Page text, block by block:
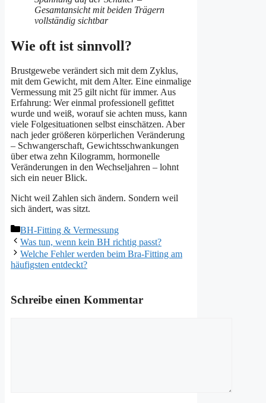
Wie oft ist sinnvoll?
Brustgewebe verändert sich mit dem Zyklus,
mit dem Gewicht, mit dem Alter. Eine einmalige
Vermessung mit 25 gilt nicht für immer. Aus
Erfahrung: Wer einmal professionell gefittet
wurde und weiß, worauf sie achten muss, kann
viele Folgesituationen selbst einschätzen. Aber
nach jeder größeren körperlichen Veränderung
– Schwangerschaft, Gewichtsschwankungen
über etwa zehn Kilogramm, hormonelle
Veränderungen in den Wechseljahren – lohnt
sich ein neuer Blick.
Nicht weil Zahlen sich ändern. Sondern weil
sich ändert, was sitzt.
Kategorien
BH-Fitting & Vermessung
Was tun, wenn kein BH richtig passt?
Welche Fehler werden beim Bra-Fitting am
häufigsten entdeckt?
Schreibe einen Kommentar